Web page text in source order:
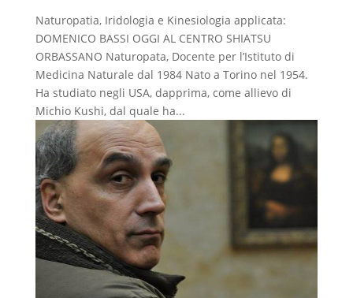
Naturopatia, Iridologia e Kinesiologia applicata:
DOMENICO BASSI OGGI AL CENTRO SHIATSU
ORBASSANO Naturopata, Docente per l’Istituto di
Medicina Naturale dal 1984 Nato a Torino nel 1954.
Ha studiato negli USA, dapprima, come allievo di
Michio Kushi, dal quale ha...